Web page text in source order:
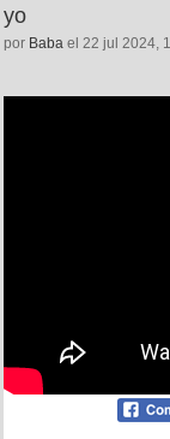
yo
por Baba el 22 jul 2024,